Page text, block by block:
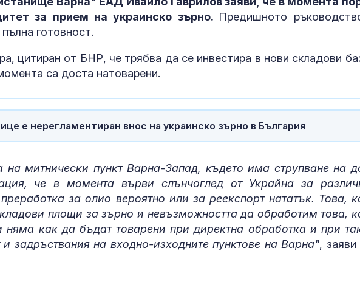
за прием на украинско зърно. Предишното
готовност.
цитиран от БНР, че трябва да се инвестира в нови складови
са доста натоварени.
е нерегламентиран внос на украинско зърно в България
на митнически пункт Варна-Запад, където има струпване на
че в момента върви слънчоглед от Украйна за
за олио вероятно или за реекспорт нататък. Това,
площи за зърно и невъзможността да обработим това,
как да бъдат товарени при директна обработка и при
задръствания на входно-изходните пунктове на Варна",
туризъм"
Руски
капани"
украински
към смъртта
Рекорд на